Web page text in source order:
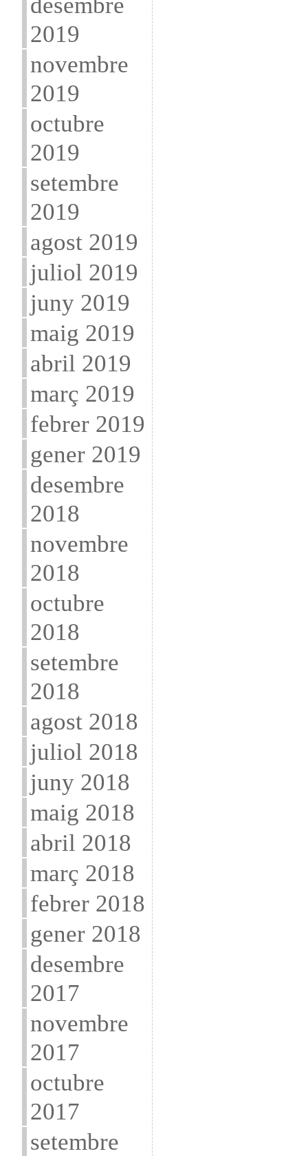
2019
novembre
2019
octubre
2019
setembre
2019
agost 2019
juliol 2019
juny 2019
maig 2019
abril 2019
març 2019
febrer 2019
gener 2019
desembre
2018
novembre
2018
octubre
2018
setembre
2018
agost 2018
juliol 2018
juny 2018
maig 2018
abril 2018
març 2018
febrer 2018
gener 2018
desembre
2017
novembre
2017
octubre
2017
setembre